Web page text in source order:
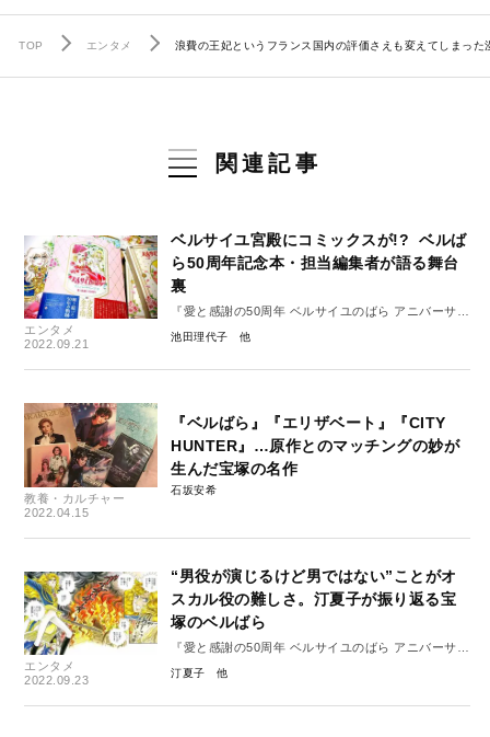
TOP エンタメ 浪費の王妃というフランス国内の評価さえも変えてしまっ
関連記事
エンタメ
2022.09.21
ベルサイユ宮殿にコミックスが!? ベルば
ら50周年記念本・担当編集者が語る舞台
裏
『愛と感謝の50周年 ベルサイユのばら アニバーサリ
ーブック』発刊に寄せて
池田理代子
教養・カルチャー
2022.04.15
『ベルばら』『エリザベート』『CITY
HUNTER』…原作とのマッチングの妙が
生んだ宝塚の名作
石坂安希
エンタメ
2022.09.23
“男役が演じるけど男ではない”ことがオ
スカル役の難しさ。汀夏子が振り返る宝
塚のベルばら
『愛と感謝の50周年 ベルサイユのばら アニバーサリ
ーブック』発刊に寄せて
汀夏子